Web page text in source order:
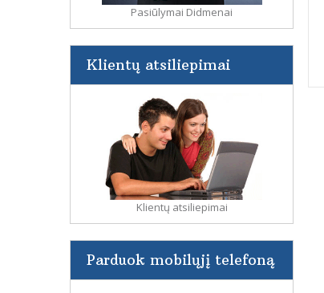
Pasiūlymai Didmenai
Klientų atsiliepimai
Klientų atsiliepimai
Parduok mobilųjį telefoną